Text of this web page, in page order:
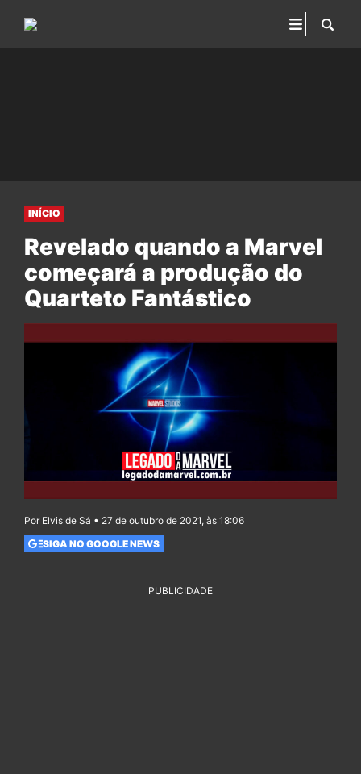
INÍCIO
Revelado quando a Marvel
começará a produção do
Quarteto Fantástico
Por Elvis de Sá • 27 de outubro de 2021, às 18:06
SIGA NO GOOGLE NEWS
PUBLICIDADE